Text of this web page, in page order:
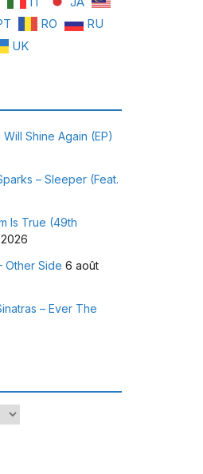
RO
RU
UK
Shine Again (EP)
– Sleeper (Feat.
Is True (49th
Other Side 6 août
– Ever The